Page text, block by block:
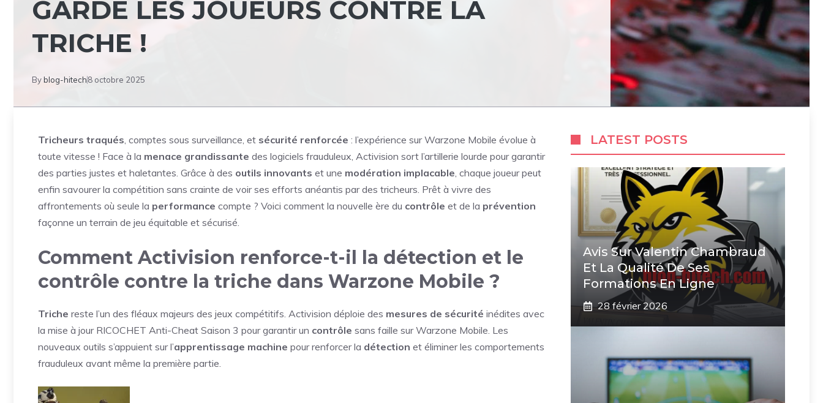
GARDE LES JOUEURS CONTRE LA
TRICHE !
Byblog-hitech8 octobre 2025
Tricheurs traqués, comptes sous surveillance, et sécurité renforcée : l’expérience sur Warzone Mobile évolue à
toute vitesse ! Face à la menace grandissante des logiciels frauduleux, Activision sort l’artillerie lourde pour garantir
des parties justes et haletantes. Grâce à des outils innovants et une modération implacable, chaque joueur peut
enfin savourer la compétition sans crainte de voir ses efforts anéantis par des tricheurs. Prêt à vivre des
affrontements où seule la performance compte ? Voici comment la nouvelle ère du contrôle et de la prévention
façonne un terrain de jeu équitable et sécurisé.
Comment Activision renforce-t-il la détection et le
contrôle contre la triche dans Warzone Mobile ?
Triche reste l’un des fléaux majeurs des jeux compétitifs. Activision déploie des mesures de sécurité inédites avec
la mise à jour RICOCHET Anti-Cheat Saison 3 pour garantir un contrôle sans faille sur Warzone Mobile. Les
nouveaux outils s’appuient sur l’apprentissage machine pour renforcer la détection et éliminer les comportements
frauduleux avant même la première partie.
LATEST POSTS
Avis Sur Valentin Chambraud
Et La Qualité De Ses
Formations En Ligne
28 février 2026